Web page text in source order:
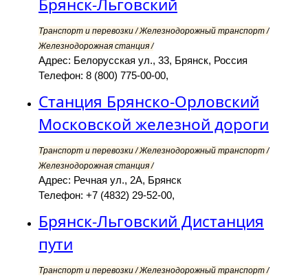
Брянск-Льговский
Транспорт и перевозки / Железнодорожный транспорт /
Железнодорожная станция /
Адрес: Белорусская ул., 33, Брянск, Россия
Телефон: 8 (800) 775-00-00,
Станция Брянско-Орловский
Московской железной дороги
Транспорт и перевозки / Железнодорожный транспорт /
Железнодорожная станция /
Адрес: Речная ул., 2А, Брянск
Телефон: +7 (4832) 29-52-00,
Брянск-Льговский Дистанция
пути
Транспорт и перевозки / Железнодорожный транспорт /